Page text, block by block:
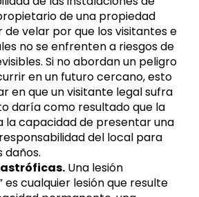
de una propiedad
de velar por que los visitantes e
no se enfrenten a riesgos de
Si no abordan un peligro
en un futuro cercano, esto
en que un visitante legal sufra
daría como resultado que la
la capacidad de presentar una
del local para
daños.
Una lesión
es cualquier lesión que resulte